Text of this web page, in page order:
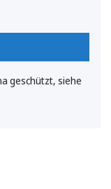
geschützt, siehe